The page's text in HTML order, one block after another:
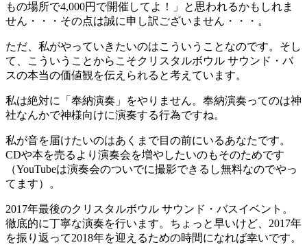
もの場所で4,000円で開催してよ！」と思われるかもしれま
せん・・・その点は誠に申し訳ございません・・・。
ただ、私がやっていきたいのはこういうことなのです。そし
て、こういうことからこそクリスタルボウル サウンド・バ
スの本当の価値観を伝えられると考えています。
私は絶対に「奉納演奏」をやりません。奉納演奏ってのは神
社なんかで神様向けに演奏する行為ですね。
私が音を届けたいのはあくまで目の前にいるあなたです。
CDや本を売るより演奏会を増やしたいのもそのためです
（YouTubeは演奏会のついでに撮影できるし無料なのでやっ
てます）。
2017年最後のクリスタルボウル サウンド・バスイベント。
徹底的に丁寧な演奏を行います。ちょっと早いけど、2017年
を振り返って2018年を迎えるための時間になれば幸いです。